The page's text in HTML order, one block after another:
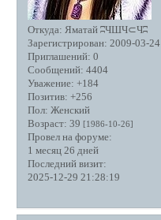
Откуда: Яматай ʭЧШЧ⊂Чʭ
Зарегистрирован: 2009-03-24
Приглашений: 0
Сообщений: 4404
Уважение: +184
Позитив: +256
Пол: Женский
Возраст: 39 [1986-10-26]
Провел на форуме:
1 месяц 26 дней
Последний визит:
2025-12-29 21:28:19